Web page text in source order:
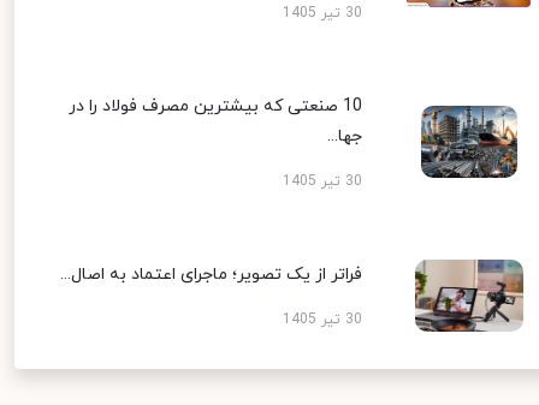
30 تیر 1405
10 صنعتی که بیشترین مصرف فولاد را در
جها...
30 تیر 1405
فراتر از یک تصویر؛ ماجرای اعتماد به اصال...
30 تیر 1405